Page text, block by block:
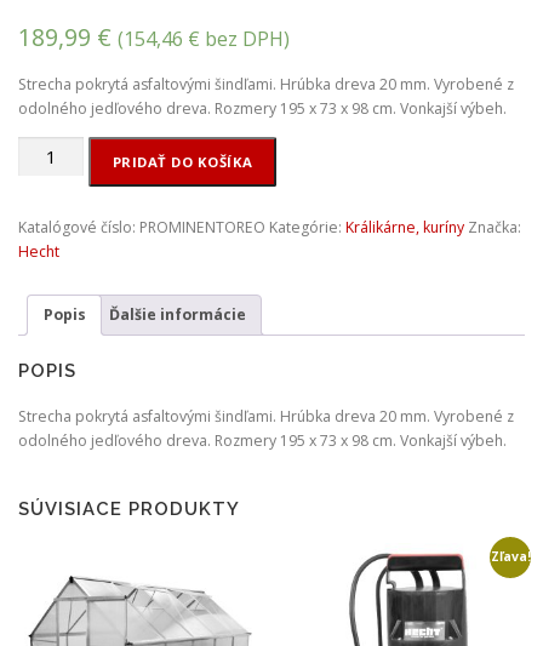
189,99 € (154,46 € bez DPH)
Strecha pokrytá asfaltovými šindľami. Hrúbka dreva 20 mm. Vyrobené z
odolného jedľového dreva. Rozmery 195 x 73 x 98 cm. Vonkajší výbeh.
množstvo
PROMINENT
OREO
PRIDAŤ DO KOŠÍKA
Katalógové číslo: PROMINENTOREO Kategórie: Králikárne, kuríny Značka:
Hecht
Popis Ďalšie informácie
POPIS
Strecha pokrytá asfaltovými šindľami. Hrúbka dreva 20 mm. Vyrobené z
odolného jedľového dreva. Rozmery 195 x 73 x 98 cm. Vonkajší výbeh.
SÚVISIACE PRODUKTY
Zľava!